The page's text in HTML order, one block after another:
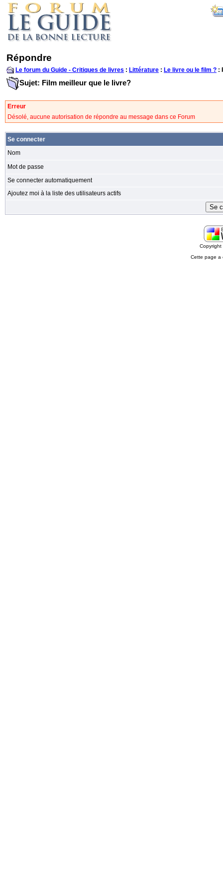
Répondre
Le forum du Guide - Critiques de livres : Littérature : Le livre ou le film ? :
Sujet: Film meilleur que le livre?
Erreur
Désolé, aucune autorisation de répondre au message dans ce Forum
Se connecter
Nom
Mot de passe
Se connecter automatiquement
Ajoutez moi à la liste des utilisateurs actifs
Cette page a